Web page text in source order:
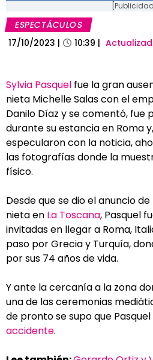
[Publicidad]
ESPECTÁCULOS
17/10/2023 | 10:39 |
Sylvia Pasquel fue la gran
nieta Michelle Salas con el
Danilo Díaz y se comentó, fue
durante su estancia en Roma
especularon con la noticia,
las fotografías donde la
físico.
Desde que se dio el anuncio
nieta en La Toscana, Pasquel
invitadas en llegar a Roma,
paso por Grecia y Turquía,
por sus 74 años de vida.
Y ante la cercanía a la zona
una de las ceremonias
de pronto se supo que
accidente.